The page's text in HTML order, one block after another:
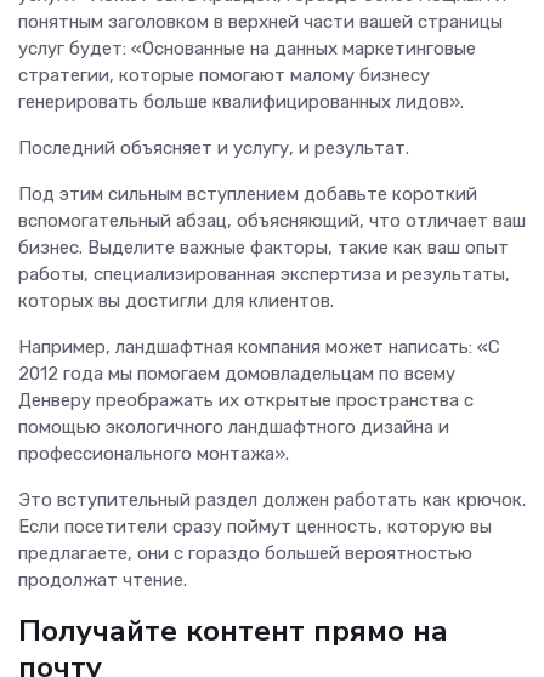
понятным заголовком в верхней части вашей страницы
услуг будет: «Основанные на данных маркетинговые
стратегии, которые помогают малому бизнесу
генерировать больше квалифицированных лидов».
Последний объясняет и услугу, и результат.
Под этим сильным вступлением добавьте короткий
вспомогательный абзац, объясняющий, что отличает ваш
бизнес. Выделите важные факторы, такие как ваш опыт
работы, специализированная экспертиза и результаты,
которых вы достигли для клиентов.
Например, ландшафтная компания может написать: «С
2012 года мы помогаем домовладельцам по всему
Денверу преображать их открытые пространства с
помощью экологичного ландшафтного дизайна и
профессионального монтажа».
Это вступительный раздел должен работать как крючок.
Если посетители сразу поймут ценность, которую вы
предлагаете, они с гораздо большей вероятностью
продолжат чтение.
Получайте контент прямо на
почту